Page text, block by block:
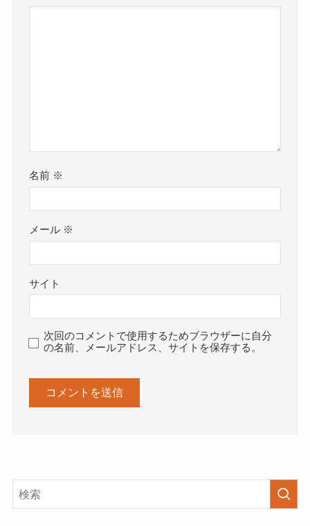
名前 ※
メール ※
サイト
次回のコメントで使用するためブラウザーに自分
の名前、メールアドレス、サイトを保存する。